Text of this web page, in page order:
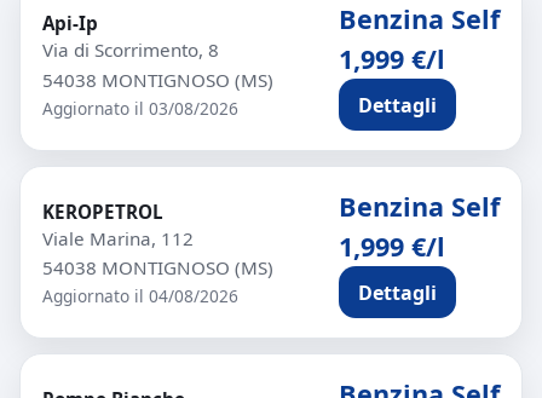
Api-Ip
Via di Scorrimento, 8
54038 MONTIGNOSO (MS)
Aggiornato il 03/08/2026
Benzina Self
1,999 €/l
Dettagli
KEROPETROL
Viale Marina, 112
54038 MONTIGNOSO (MS)
Aggiornato il 04/08/2026
Benzina Self
1,999 €/l
Dettagli